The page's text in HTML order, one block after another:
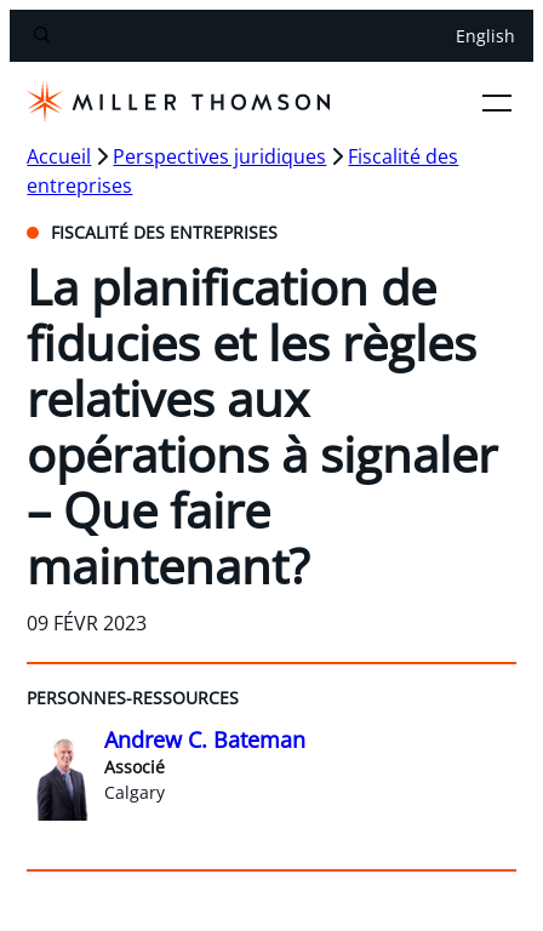
English
Accueil Perspectives juridiques
Fiscalité des
entreprises
FISCALITÉ DES ENTREPRISES
La planification de
fiducies et les règles
relatives aux
opérations à signaler
– Que faire
maintenant?
09 FÉVR 2023
PERSONNES-RESSOURCES
Andrew C. Bateman
Associé
Calgary